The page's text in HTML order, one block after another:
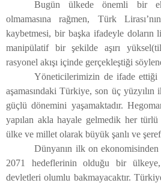
Bugün ülkede önemli bir
olmamasına rağmen, Türk
kaybetmesi, bir başka ifadeyle doların
manipülatif bir şekilde aşırı
rasyonel akışı içinde gerçekleştiği
Yöneticilerimizin de ifade
aşamasındaki Türkiye, son üç yüzyılın
güçlü dönemini yaşamaktadır.
yapılan akla hayale gelmedik her türlü
ülke ve millet olarak büyük şanlı ve
Dünyanın ilk on
2071 hedeflerinin olduğu bir
devletleri olumlu bakmayacaktır.